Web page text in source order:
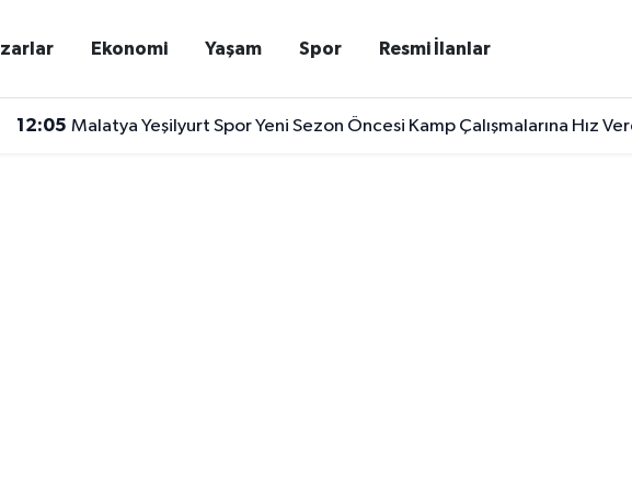
Ekonomi Yaşam Spor Resmi İlanlar
12:05 Malatya Yeşilyurt Spor Yeni Sezon Öncesi Kamp Çalışmalarına Hız